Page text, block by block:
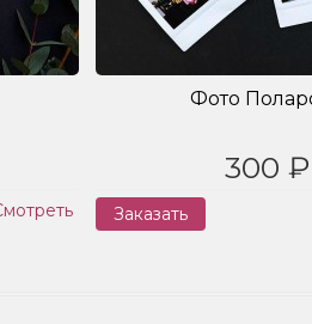
Фото
300 ₽
Заказать